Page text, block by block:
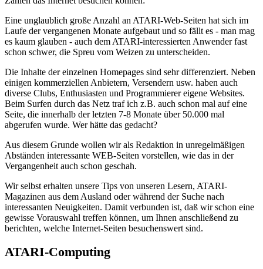
Eine unglaublich große Anzahl an ATARI-Web-Seiten hat sich im
Laufe der vergangenen Monate aufgebaut und so fällt es - man mag
es kaum glauben - auch dem ATARI-interessierten Anwender fast
schon schwer, die Spreu vom Weizen zu unterscheiden.
Die Inhalte der einzelnen Homepages sind sehr differenziert. Neben
einigen kommerziellen Anbietern, Versendern usw. haben auch
diverse Clubs, Enthusiasten und Programmierer eigene Websites.
Beim Surfen durch das Netz traf ich z.B. auch schon mal auf eine
Seite, die innerhalb der letzten 7-8 Monate über 50.000 mal
abgerufen wurde. Wer hätte das gedacht?
Aus diesem Grunde wollen wir als Redaktion in unregelmäßigen
Abständen interessante WEB-Seiten vorstellen, wie das in der
Vergangenheit auch schon geschah.
Wir selbst erhalten unsere Tips von unseren Lesern, ATARI-
Magazinen aus dem Ausland oder während der Suche nach
interessanten Neuigkeiten. Damit verbunden ist, daß wir schon eine
gewisse Vorauswahl treffen können, um Ihnen anschließend zu
berichten, welche Internet-Seiten besuchenswert sind.
ATARI-Computing